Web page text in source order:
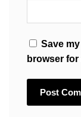
Save
browser